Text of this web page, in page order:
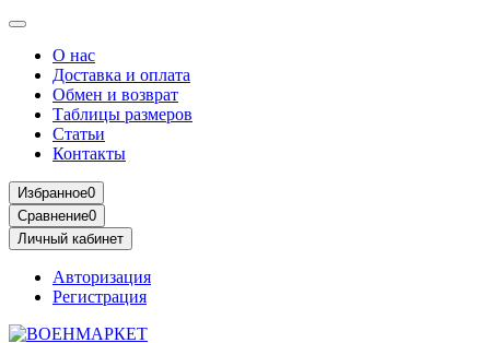
О нас
Доставка и оплата
Обмен и возврат
Таблицы размеров
Статьи
Контакты
Избранное0
Сравнение0
Личный кабинет
Авторизация
Регистрация